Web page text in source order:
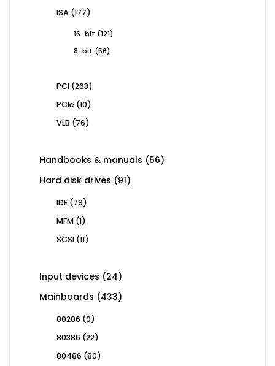
ISA 177177
16-bit 121121
8-bit
5656
PCI 263263
PCIe 1010
VLB 7676
Handbooks & manuals 5656
Hard disk drives 9191
IDE 7979
MFM 11
SCSI 1111
Input devices 2424
Mainboards 433433
80286 99
80386 2222
80486 8080